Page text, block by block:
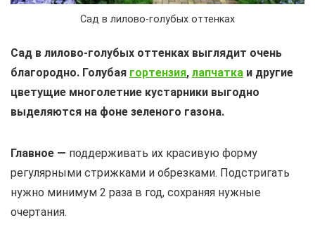
Сад в лилово-голубых оттенках
Сад в лилово-голубых оттенках выглядит очень
благородно. Голубая гортензия, лапчатка и другие
цветущие многолетние кустарники выгодно
выделяются на фоне зеленого газона.
Главное — поддерживать их красивую форму
регулярными стрижками и обрезками. Подстригать
нужно минимум 2 раза в год, сохраняя нужные
очертания.